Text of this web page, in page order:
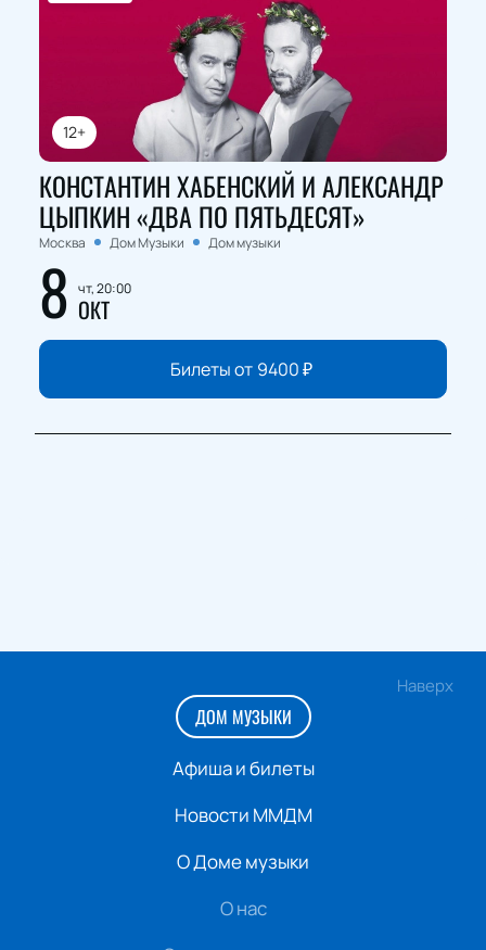
12+
КОНСТАНТИН ХАБЕНСКИЙ И АЛЕКСАНДР
ЦЫПКИН «ДВА ПО ПЯТЬДЕСЯТ»
Москва Дом Музыки Дом музыки
8 чт, 20:00
ОКТ
Билеты от 9400₽
Наверх
ДОМ МУЗЫКИ
Афиша и билеты
Новости ММДМ
О Доме музыки
О нас